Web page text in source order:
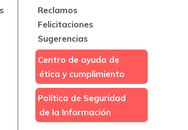
Reclamos
Felicitaciones
Sugerencias
Centro de ayuda de
ética y cumplimiento
Política de Seguridad
de la Información